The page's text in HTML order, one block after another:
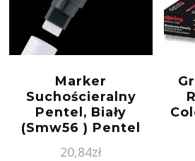
Marker
Suchościeralny
Pentel, Biały
(Smw56 ) Pentel
20,84zł